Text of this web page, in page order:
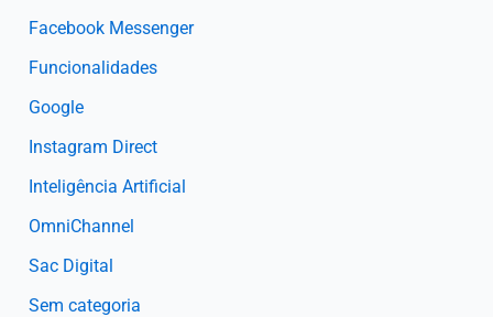
Facebook Messenger
Funcionalidades
Google
Instagram Direct
Inteligência Artificial
OmniChannel
Sac Digital
Sem categoria